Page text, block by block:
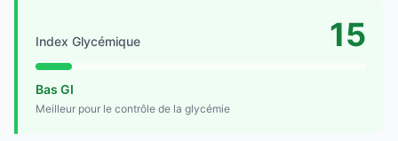
Index Glycémique 15
Bas GI
Meilleur pour le contrôle de la glycémie